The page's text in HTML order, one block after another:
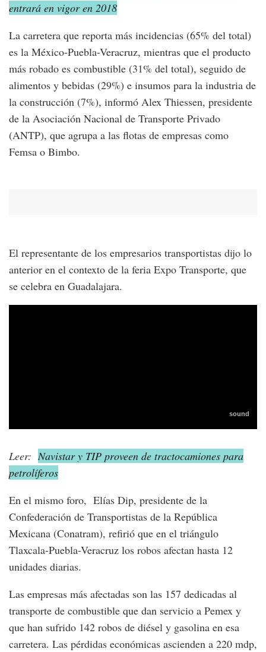
entrará en vigor en 2018
La carretera que reporta más incidencias (65% del total)
es la México-Puebla-Veracruz, mientras que el producto
más robado es combustible (31% del total), seguido de
alimentos y bebidas (29%) e insumos para la industria de
la construcción (7%), informó Alex Thiessen, presidente
de la Asociación Nacional de Transporte Privado
(ANTP), que agrupa a las flotas de empresas como
Femsa o Bimbo.
El representante de los empresarios transportistas dijo lo
anterior en el contexto de la feria Expo Transporte, que
se celebra en Guadalajara.
Leer: Navistar y TIP proveen de tractocamiones para
petrolíferos
En el mismo foro, Elías Dip, presidente de la
Confederación de Transportistas de la República
Mexicana (Conatram), refirió que en el triángulo
Tlaxcala-Puebla-Veracruz los robos afectan hasta 12
unidades diarias.
Las empresas más afectadas son las 157 dedicadas al
transporte de combustible que dan servicio a Pemex y
que han sufrido 142 robos de diésel y gasolina en esa
carretera. Las pérdidas económicas ascienden a 220 mdp,